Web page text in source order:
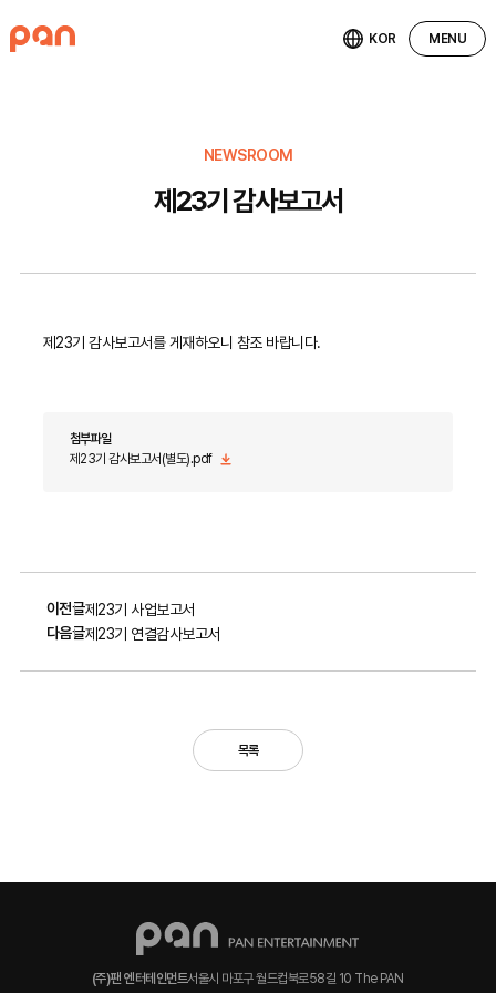
KOR MENU
NEWSROOM
제23기 감사보고서
제23기 감사보고서를 게재하오니 참조 바랍니다.
첨부파일
제23기 감사보고서(별도).pdf
이전글제23기 사업보고서
다음글제23기 연결감사보고서
목록
(주)팬 엔터테인먼트서울시 마포구 월드컵북로58길 10 The PAN